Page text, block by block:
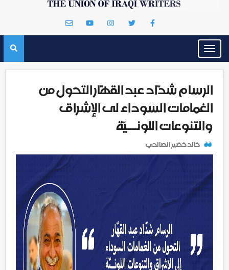
Toggle
navigation
الرسام شدّاد عبد القهّار التحول من
الغمامات السوداء لى الإشراق
والتنوعات اللونــيّة
خالد خضير الصالحي